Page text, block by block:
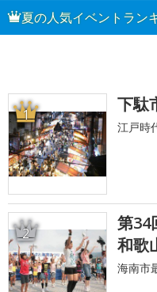
夏の人気イベントラン
1 下駄
江戸時
2
第34
和歌
海南市